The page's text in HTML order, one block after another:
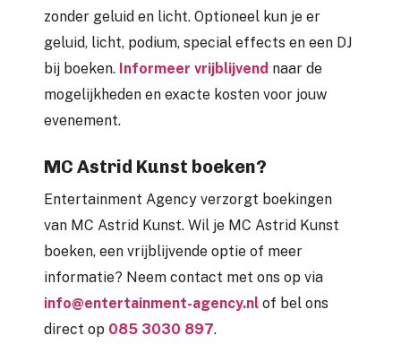
zonder geluid en licht. Optioneel kun je er
geluid, licht, podium, special effects en een DJ
bij boeken. Informeer vrijblijvend naar de
mogelijkheden en exacte kosten voor jouw
evenement.
MC Astrid Kunst boeken?
Entertainment Agency verzorgt boekingen
van MC Astrid Kunst. Wil je MC Astrid Kunst
boeken, een vrijblijvende optie of meer
informatie? Neem contact met ons op via
info@entertainment-agency.nl of bel ons
direct op 085 3030 897.